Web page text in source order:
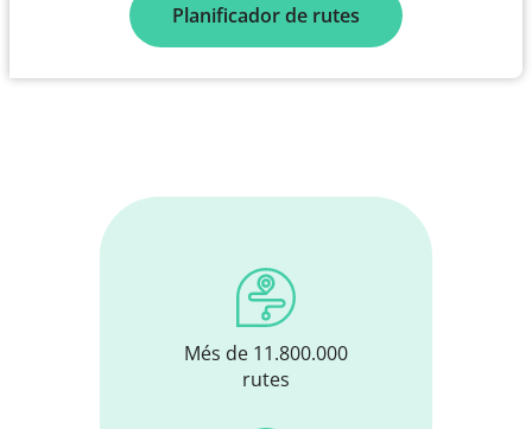
Planificador de rutes
Més de 11.800.000
rutes